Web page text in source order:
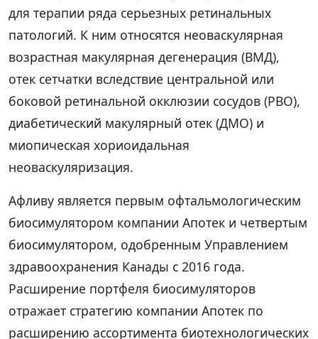
для терапии ряда серьезных ретинальных
патологий. К ним относятся неоваскулярная
возрастная макулярная дегенерация (ВМД),
отек сетчатки вследствие центральной или
боковой ретинальной окклюзии сосудов (РВО),
диабетический макулярный отек (ДМО) и
миопическая хориоидальная
неоваскуляризация.
Афливу является первым офтальмологическим
биосимулятором компании Апотек и четвертым
биосимулятором, одобренным Управлением
здравоохранения Канады с 2016 года.
Расширение портфеля биосимуляторов
отражает стратегию компании Апотек по
расширению ассортимента биотехнологических